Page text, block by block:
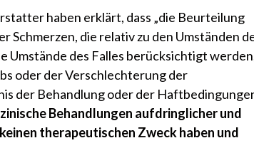
haben erklärt, dass „die Beurteilung
Schmerzen, die relativ zu den Umständen
Umstände des Falles berücksichtigt
oder der Verschlechterung der
der Behandlung oder der
Behandlungen aufdringlicher und
therapeutischen Zweck haben und